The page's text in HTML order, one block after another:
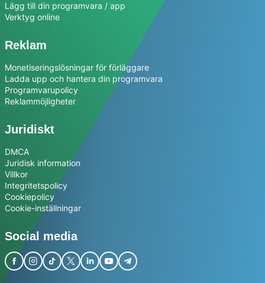
Lägg till din programvara / app
Verktyg online
Reklam
Monetiseringslösningar för förläggare
Ladda upp och hantera din programvara
Programvarupolicy
Reklammöjligheter
Juridiskt
DMCA
Juridisk information
Villkor
Integritetspolicy
Cookiepolicy
Cookie-inställningar
Social media